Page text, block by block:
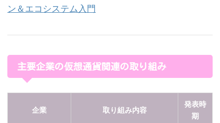
ン＆エコシステム入門
主要企業の仮想通貨関連の取り組み
企業 取り組み内容
発表時
期